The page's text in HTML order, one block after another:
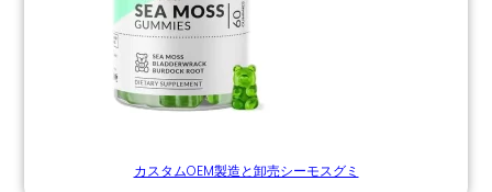
カスタムOEM製造と卸売シーモスグミ